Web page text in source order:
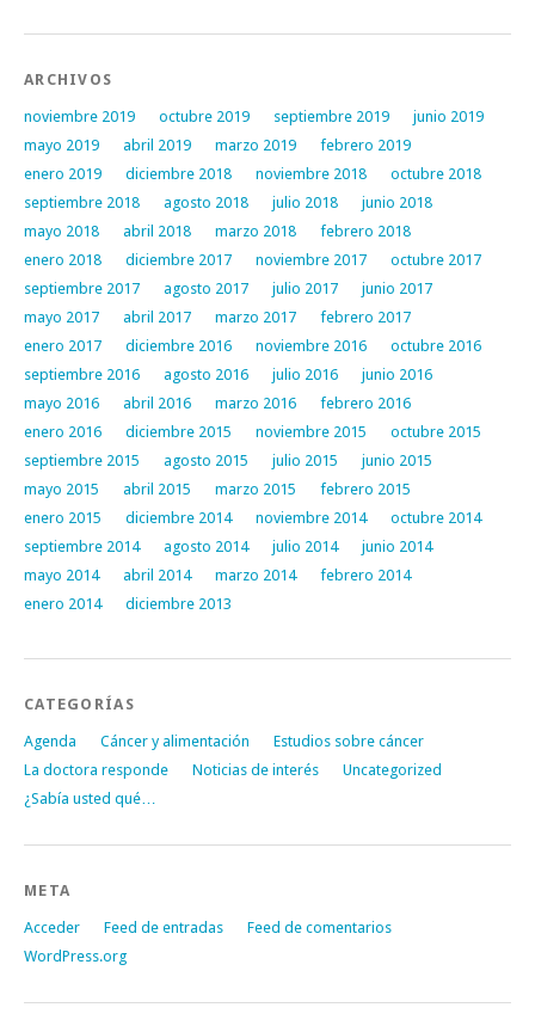
ARCHIVOS
noviembre 2019 octubre 2019 septiembre 2019
junio 2019
mayo 2019
abril 2019 marzo 2019
febrero 2019
enero 2019
diciembre 2018 noviembre 2018
octubre 2018
septiembre 2018
agosto 2018 julio 2018
junio 2018
mayo 2018
abril 2018 marzo 2018
febrero 2018
enero 2018
diciembre 2017 noviembre 2017
octubre 2017
septiembre 2017
agosto 2017 julio 2017
junio 2017
mayo 2017
abril 2017 marzo 2017
febrero 2017
enero 2017
diciembre 2016 noviembre 2016
octubre 2016
septiembre 2016
agosto 2016 julio 2016
junio 2016
mayo 2016
abril 2016 marzo 2016
febrero 2016
enero 2016
diciembre 2015 noviembre 2015
octubre 2015
septiembre 2015
agosto 2015 julio 2015
junio 2015
mayo 2015
abril 2015 marzo 2015
febrero 2015
enero 2015
diciembre 2014 noviembre 2014
octubre 2014
septiembre 2014
agosto 2014 julio 2014
junio 2014
mayo 2014
abril 2014 marzo 2014
febrero 2014
enero 2014
diciembre 2013
CATEGORÍAS
Agenda Cáncer y alimentación
Estudios sobre cáncer
La doctora responde
Noticias de interés
Uncategorized
¿Sabía usted qué…
META
Acceder Feed de entradas
Feed de comentarios
WordPress.org